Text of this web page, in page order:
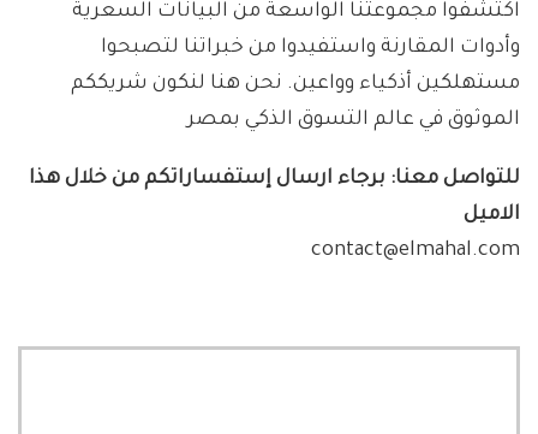
اكتشفوا مجموعتنا الواسعة من البيانات السعرية
وأدوات المقارنة واستفيدوا من خبراتنا لتصبحوا
مستهلكين أذكياء وواعين. نحن هنا لنكون شريككم
الموثوق في عالم التسوق الذكي بمصر
للتواصل معنا: برجاء ارسال إستفساراتكم من خلال هذا
الاميل
contact@elmahal.com